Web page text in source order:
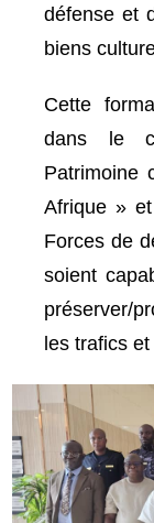
défense et
biens
Cette
dans le
Patrimoine
Afrique »
Forces de
soient
préserver/
les trafics